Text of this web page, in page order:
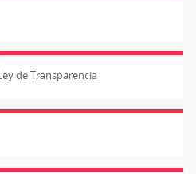
de Transparencia